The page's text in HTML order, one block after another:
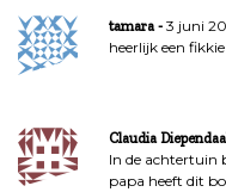
tamara
3 juni
heerlijk een
Claudia
In de achtertuin
papa heeft dit